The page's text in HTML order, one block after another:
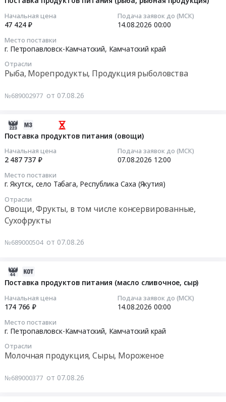
Начальная цена
47 424 ₽
Подача заявок до (МСК)
14.08.2026 00:00
Место поставки
г. Петропавловск-Камчатский, Камчатский край
Отрасли
Рыба, Морепродукты, Продукция рыболовства
№689002977 от 07.08.26
Поставка продуктов питания (овощи)
Начальная цена
2 487 737 ₽
Подача заявок до (МСК)
07.08.2026 12:00
Место поставки
г. Якутск, село Табага, Республика Саха (Якутия)
Отрасли
Овощи, Фрукты, в том числе консервированные,
Сухофрукты
№689000504 от 07.08.26
Поставка продуктов питания (масло сливочное, сыр)
Начальная цена
174 766 ₽
Подача заявок до (МСК)
14.08.2026 00:00
Место поставки
г. Петропавловск-Камчатский, Камчатский край
Отрасли
Молочная продукция, Сыры, Мороженое
№689000377 от 07.08.26